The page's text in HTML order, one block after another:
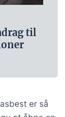
til
er så